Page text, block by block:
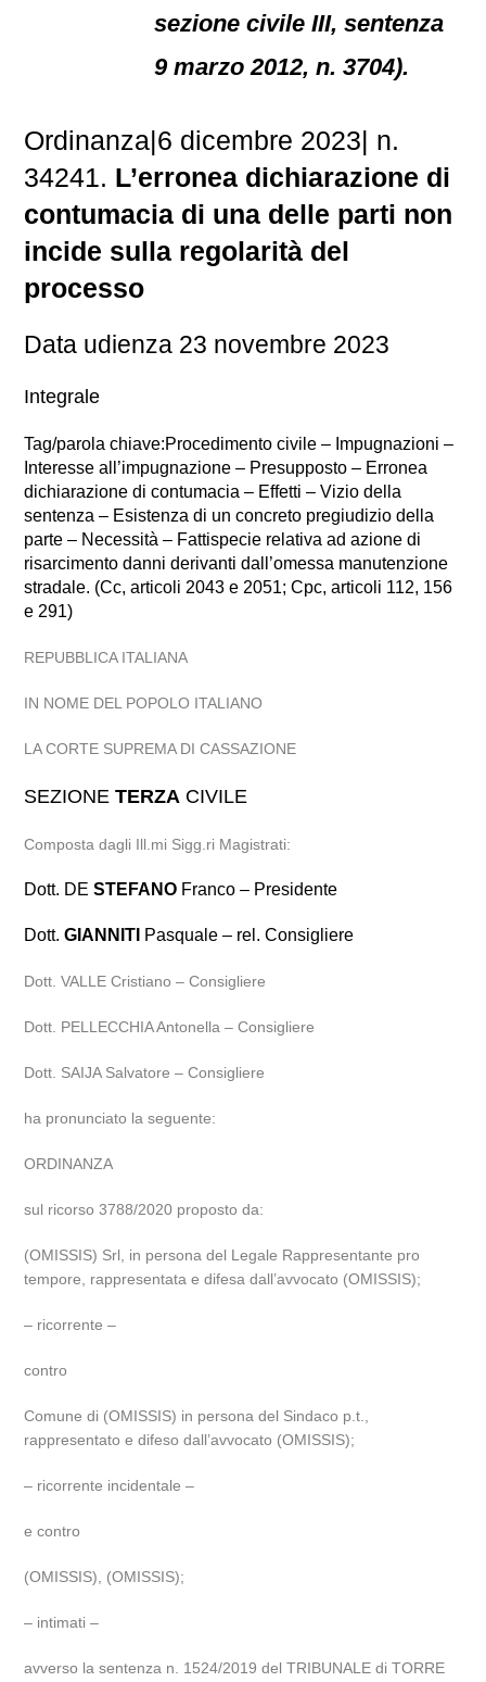
sezione civile III, sentenza
9 marzo 2012, n. 3704).
Ordinanza|6 dicembre 2023| n.
34241. L’erronea dichiarazione di
contumacia di una delle parti non
incide sulla regolarità del
processo
Data udienza 23 novembre 2023
Integrale
Tag/parola chiave:Procedimento civile – Impugnazioni –
Interesse all’impugnazione – Presupposto – Erronea
dichiarazione di contumacia – Effetti – Vizio della
sentenza – Esistenza di un concreto pregiudizio della
parte – Necessità – Fattispecie relativa ad azione di
risarcimento danni derivanti dall’omessa manutenzione
stradale. (Cc, articoli 2043 e 2051; Cpc, articoli 112, 156
e 291)
REPUBBLICA ITALIANA
IN NOME DEL POPOLO ITALIANO
LA CORTE SUPREMA DI CASSAZIONE
SEZIONETERZA CIVILE
Composta dagli Ill.mi Sigg.ri Magistrati:
Dott. DESTEFANO Franco – Presidente
Dott.GIANNITI Pasquale – rel. Consigliere
Dott. VALLE Cristiano – Consigliere
Dott. PELLECCHIA Antonella – Consigliere
Dott. SAIJA Salvatore – Consigliere
ha pronunciato la seguente:
ORDINANZA
sul ricorso 3788/2020 proposto da:
(OMISSIS) Srl, in persona del Legale Rappresentante pro
tempore, rappresentata e difesa dall’avvocato (OMISSIS);
– ricorrente –
contro
Comune di (OMISSIS) in persona del Sindaco p.t.,
rappresentato e difeso dall’avvocato (OMISSIS);
– ricorrente incidentale –
e contro
(OMISSIS), (OMISSIS);
– intimati –
avverso la sentenza n. 1524/2019 del TRIBUNALE di TORRE